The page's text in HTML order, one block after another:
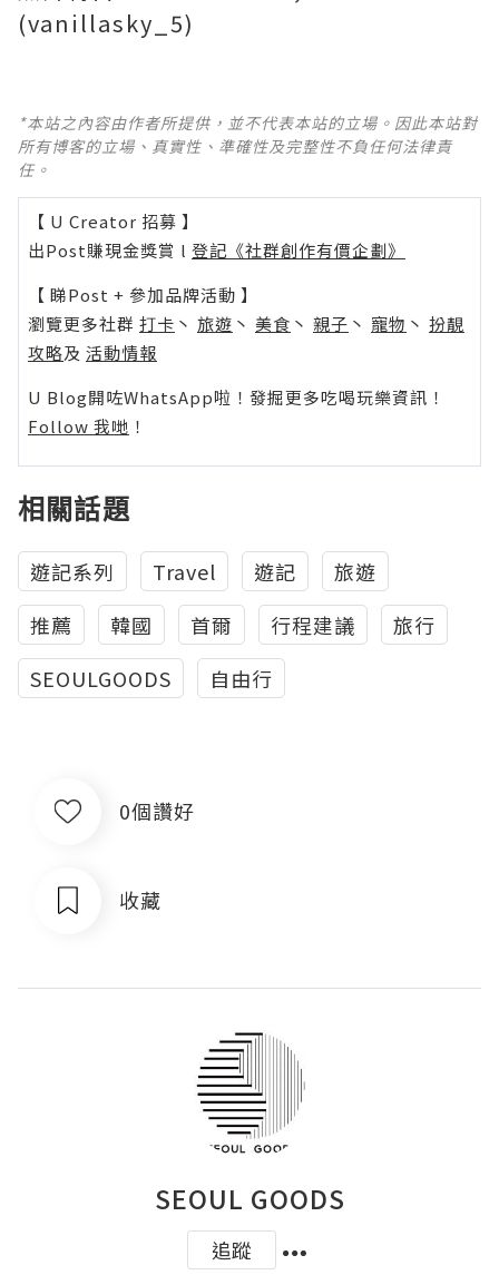
(vanillasky_5)
*本站之內容由作者所提供，並不代表本站的立場。因此本站對
所有博客的立場、真實性、準確性及完整性不負任何法律責
任。
【 U Creator 招募 】
出Post賺現金獎賞 l 登記《社群創作有價企劃》
【 睇Post + 參加品牌活動 】
瀏覽更多社群 打卡 丶 旅遊 丶 美食 丶 親子 丶 寵物 丶 扮靚
攻略及 活動情報
U Blog開咗WhatsApp啦！發掘更多吃喝玩樂資訊！
Follow 我哋 ！
相關話題
遊記系列 Travel 遊記
旅遊
推薦
韓國 首爾 行程建議
旅行
SEOULGOODS
自由行
0個讚好
收藏
SEOUL GOODS
追蹤